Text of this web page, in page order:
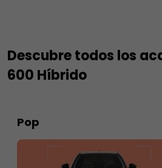
Descubre todos los
600 Híbrido
Pop